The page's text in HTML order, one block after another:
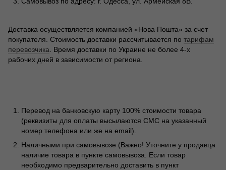
Доставка осуществляется компанией «Нова Пошта» за счет
покупателя. Стоимость доставки рассчитывается по тарифам
перевозчика . Время доставки по Украине не более 4-х
рабочих дней в зависимости от региона.
Перевод на банковскую карту 100% стоимости товара
(реквизиты для оплаты высылаются СМС на указанный
номер телефона или же на email).
Наличными при самовывозе (Важно! Уточните у продавца
наличие товара в пункте самовывоза. Если товар
необходимо предварительно доставить в пункт